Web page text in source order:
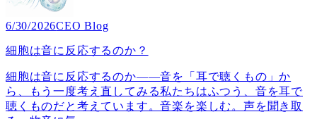
6/30/2026CEO Blog
細胞は音に反応するのか？
細胞は音に反応するのか――音を「耳で聴くもの」か
ら、もう一度考え直してみる私たちはふつう、音を耳で
聴くものだと考えています。音楽を楽しむ。声を聞き取